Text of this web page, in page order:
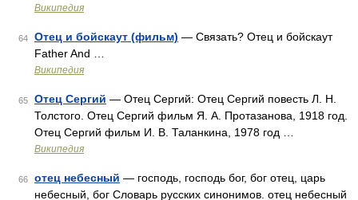
Википедия
64 Отец и бойскаут (фильм) — Связать? Отец и бойскаут
Father And …
Википедия
65 Отец Сергий — Отец Сергий: Отец Сергий повесть Л. Н.
Толстого. Отец Сергий фильм Я. А. Протазанова, 1918 год.
Отец Сергий фильм И. В. Таланкина, 1978 год …
Википедия
66 отец небесный — господь, господь бог, бог отец, царь
небесный, бог Словарь русских синонимов. отец небесный